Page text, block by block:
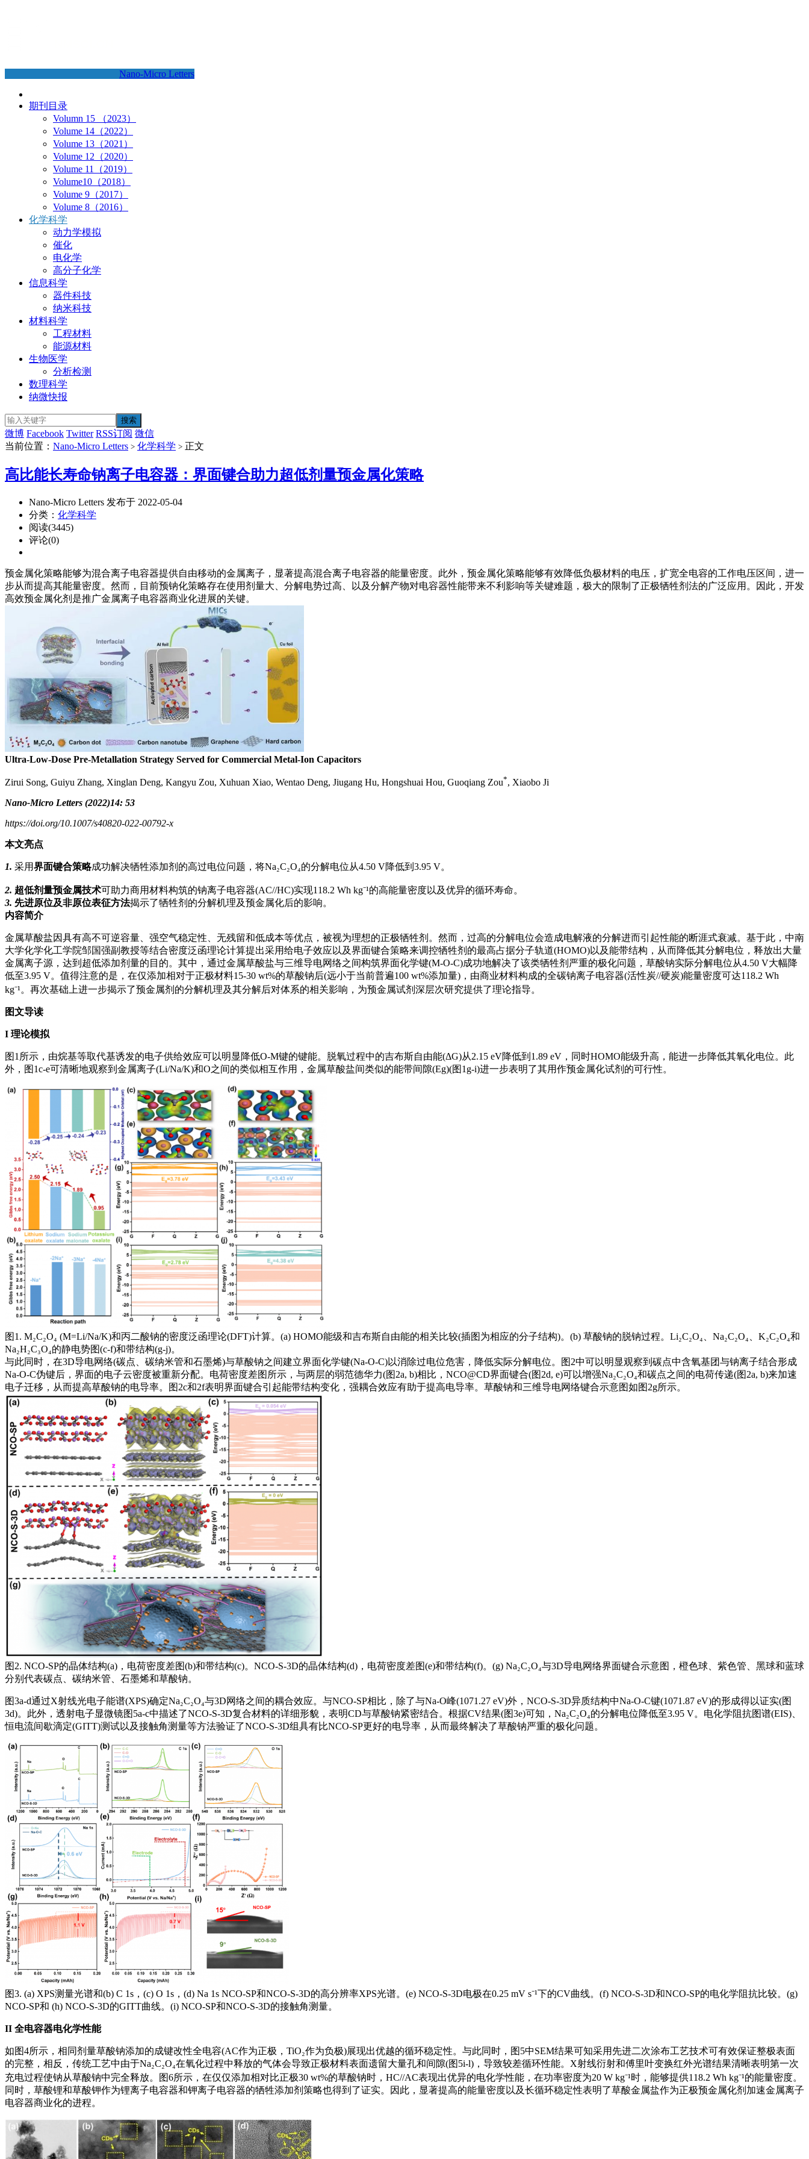
Nano-Micro Letters
期刊目录
Volumn 15 （2023）
Volume 14（2022）
Volume 13（2021）
Volume 12（2020）
Volume 11（2019）
Volume10（2018）
Volume 9（2017）
Volume 8（2016）
化学科学
动力学模拟
催化
电化学
高分子化学
信息科学
器件科技
纳米科技
材料科学
工程材料
能源材料
生物医学
分析检测
数理科学
纳微快报
微博 Facebook Twitter RSS订阅 微信
当前位置： Nano-Micro Letters > 化学科学 > 正文
高比能长寿命钠离子电容器：界面键合助力超低剂量预金属化策略
Nano-Micro Letters 发布于 2022-05-04
分类： 化学科学
阅读(3445)
评论(0)
预金属化策略能够为混合离子电容器提供自由移动的金属离子，显著提高混合离子电容器的能量密度。此外，预金属化策略能够有效降低负极材料的电压，扩宽全电容的工作电压区间，进一
步从而提高其能量密度。然而，目前预钠化策略存在使用剂量大、分解电势过高、以及分解产物对电容器性能带来不利影响等关键难题，极大的限制了正极牺牲剂法的广泛应用。因此，开发
高效预金属化剂是推广金属离子电容器商业化进展的关键。
Ultra-Low-Dose Pre-Metallation Strategy Served for Commercial Metal-Ion Capacitors
Zirui Song, Guiyu Zhang, Xinglan Deng, Kangyu Zou, Xuhuan Xiao, Wentao Deng, Jiugang Hu, Hongshuai Hou, Guoqiang Zou*, Xiaobo Ji
Nano-Micro Letters (2022)14: 53
https://doi.org/10.1007/s40820-022-00792-x
本文亮点
1. 采用界面键合策略成功解决牺牲添加剂的高过电位问题，将Na₂C₂O₄的分解电位从4.50 V降低到3.95 V。
2. 超低剂量预金属技术可助力商用材料构筑的钠离子电容器(AC//HC)实现118.2 Wh kg⁻¹的高能量密度以及优异的循环寿命。
3. 先进原位及非原位表征方法揭示了牺牲剂的分解机理及预金属化后的影响。
内容简介
金属草酸盐因具有高不可逆容量、强空气稳定性、无残留和低成本等优点，被视为理想的正极牺牲剂。然而，过高的分解电位会造成电解液的分解进而引起性能的断涯式衰减。基于此，中南
大学化学化工学院邹国强副教授等结合密度泛函理论计算提出采用给电子效应以及界面键合策略来调控牺牲剂的最高占据分子轨道(HOMO)以及能带结构，从而降低其分解电位，释放出大量
金属离子源，达到超低添加剂量的目的。其中，通过金属草酸盐与三维导电网络之间构筑界面化学键(M-O-C)成功地解决了该类牺牲剂严重的极化问题，草酸钠实际分解电位从4.50 V大幅降
低至3.95 V。值得注意的是，在仅添加相对于正极材料15-30 wt%的草酸钠后(远小于当前普遍100 wt%添加量)，由商业材料构成的全碳钠离子电容器(活性炭//硬炭)能量密度可达118.2 Wh
kg⁻¹。再次基础上进一步揭示了预金属剂的分解机理及其分解后对体系的相关影响，为预金属试剂深层次研究提供了理论指导。
图文导读
I 理论模拟
图1所示，由烷基等取代基诱发的电子供给效应可以明显降低O-M键的键能。脱氧过程中的吉布斯自由能(ΔG)从2.15 eV降低到1.89 eV，同时HOMO能级升高，能进一步降低其氧化电位。此
外，图1c-e可清晰地观察到金属离子(Li/Na/K)和O之间的类似相互作用，金属草酸盐间类似的能带间隙(Eg)(图1g-i)进一步表明了其用作预金属化试剂的可行性。
图1. M₂C₂O₄ (M=Li/Na/K)和丙二酸钠的密度泛函理论(DFT)计算。(a) HOMO能级和吉布斯自由能的相关比较(插图为相应的分子结构)。(b) 草酸钠的脱钠过程。Li₂C₂O₄、Na₂C₂O₄、K₂C₂O₄和
Na₂H₂C₃O₄的静电势图(c-f)和带结构(g-j)。
与此同时，在3D导电网络(碳点、碳纳米管和石墨烯)与草酸钠之间建立界面化学键(Na-O-C)以消除过电位危害，降低实际分解电位。图2中可以明显观察到碳点中含氧基团与钠离子结合形成
Na-O-C伪键后，界面的电子云密度被重新分配。电荷密度差图所示，与两层的弱范德华力(图2a, b)相比，NCO@CD界面键合(图2d, e)可以增强Na₂C₂O₄和碳点之间的电荷传递(图2a, b)来加速
电子迁移，从而提高草酸钠的电导率。图2c和2f表明界面键合引起能带结构变化，强耦合效应有助于提高电导率。草酸钠和三维导电网络键合示意图如图2g所示。
图2. NCO-SP的晶体结构(a)，电荷密度差图(b)和带结构(c)。NCO-S-3D的晶体结构(d)，电荷密度差图(e)和带结构(f)。(g) Na₂C₂O₄与3D导电网络界面键合示意图，橙色球、紫色管、黑球和蓝球
分别代表碳点、碳纳米管、石墨烯和草酸钠。
图3a-d通过X射线光电子能谱(XPS)确定Na₂C₂O₄与3D网络之间的耦合效应。与NCO-SP相比，除了与Na-O峰(1071.27 eV)外，NCO-S-3D异质结构中Na-O-C键(1071.87 eV)的形成得以证实(图
3d)。此外，透射电子显微镜图5a-c中描述了NCO-S-3D复合材料的详细形貌，表明CD与草酸钠紧密结合。根据CV结果(图3e)可知，Na₂C₂O₄的分解电位降低至3.95 V。电化学阻抗图谱(EIS)、
恒电流间歇滴定(GITT)测试以及接触角测量等方法验证了NCO-S-3D组具有比NCO-SP更好的电导率，从而最终解决了草酸钠严重的极化问题。
图3. (a) XPS测量光谱和(b) C 1s，(c) O 1s，(d) Na 1s NCO-SP和NCO-S-3D的高分辨率XPS光谱。(e) NCO-S-3D电极在0.25 mV s⁻¹下的CV曲线。(f) NCO-S-3D和NCO-SP的电化学阻抗比较。(g)
NCO-SP和 (h) NCO-S-3D的GITT曲线。(i) NCO-SP和NCO-S-3D的接触角测量。
II 全电容器电化学性能
如图4所示，相同剂量草酸钠添加的成键改性全电容(AC作为正极，TiO₂作为负极)展现出优越的循环稳定性。与此同时，图5中SEM结果可知采用先进二次涂布工艺技术可有效保证整极表面
的完整，相反，传统工艺中由于Na₂C₂O₄在氧化过程中释放的气体会导致正极材料表面遗留大量孔和间隙(图5i-l)，导致较差循环性能。X射线衍射和傅里叶变换红外光谱结果清晰表明第一次
充电过程使钠从草酸钠中完全释放。图6所示，在仅仅添加相对比正极30 wt%的草酸钠时，HC//AC表现出优异的电化学性能，在功率密度为20 W kg⁻¹时，能够提供118.2 Wh kg⁻¹的能量密度。
同时，草酸锂和草酸钾作为锂离子电容器和钾离子电容器的牺牲添加剂策略也得到了证实。因此，显著提高的能量密度以及长循环稳定性表明了草酸金属盐作为正极预金属化剂加速金属离子
电容器商业化的进程。